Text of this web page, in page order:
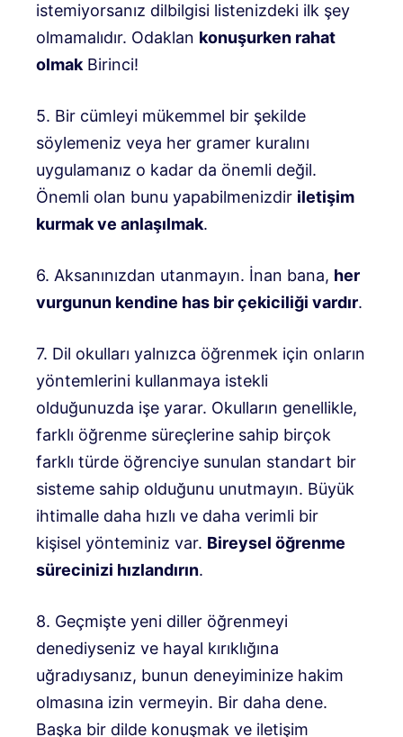
istemiyorsanız dilbilgisi listenizdeki ilk şey
olmamalıdır. Odaklan konuşurken rahat
olmakBirinci!
5. Bir cümleyi mükemmel bir şekilde
söylemeniz veya her gramer kuralını
uygulamanız o kadar da önemli değil.
Önemli olan bunu yapabilmenizdir iletişim
kurmak ve anlaşılmak.
6. Aksanınızdan utanmayın. İnan bana, her
vurgunun kendine has bir çekiciliği vardır.
7. Dil okulları yalnızca öğrenmek için onların
yöntemlerini kullanmaya istekli
olduğunuzda işe yarar. Okulların genellikle,
farklı öğrenme süreçlerine sahip birçok
farklı türde öğrenciye sunulan standart bir
sisteme sahip olduğunu unutmayın. Büyük
ihtimalle daha hızlı ve daha verimli bir
kişisel yönteminiz var. Bireysel öğrenme
sürecinizi hızlandırın.
8. Geçmişte yeni diller öğrenmeyi
denediyseniz ve hayal kırıklığına
uğradıysanız, bunun deneyiminize hakim
olmasına izin vermeyin. Bir daha dene.
Başka bir dilde konuşmak ve iletişim